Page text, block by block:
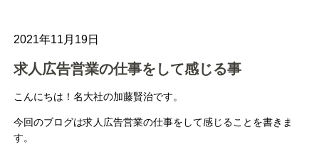
2021年11月19日
求人広告営業の仕事をして感じる事
こんにちは！名大社の加藤賢治です。
今回のブログは求人広告営業の仕事をして感じることを書きま
す。